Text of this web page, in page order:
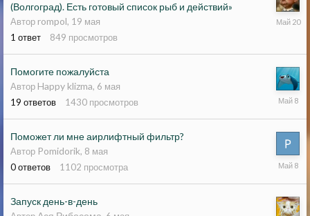
(Волгоград). Есть готовый список рыб и действий»
Автор rompol, 19 мая
1 ответ 849 просмотров
20
Помогите пожалуйста
Автор Happy klizma, 6 мая
19 ответов 1430 просмотров
8
Поможет ли мне аирлифтный фильтр?
Автор Pomidorik, 8 мая
0ответов 1102 просмотра
8
Запуск день-в-день